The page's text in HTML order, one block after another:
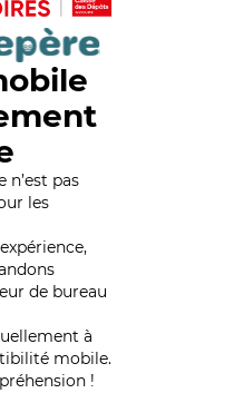
n’est pas
les
de bureau
à
mobile.
!